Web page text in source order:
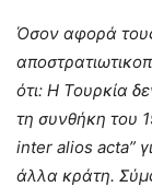
Όσον αφορά τους
ότι: Η Τουρκία
τη συνθήκη του
inter alios acta”
άλλα κράτη.